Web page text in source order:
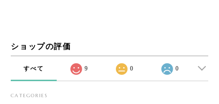
ショップの評価
すべて 9 0 0
CATEGORIES